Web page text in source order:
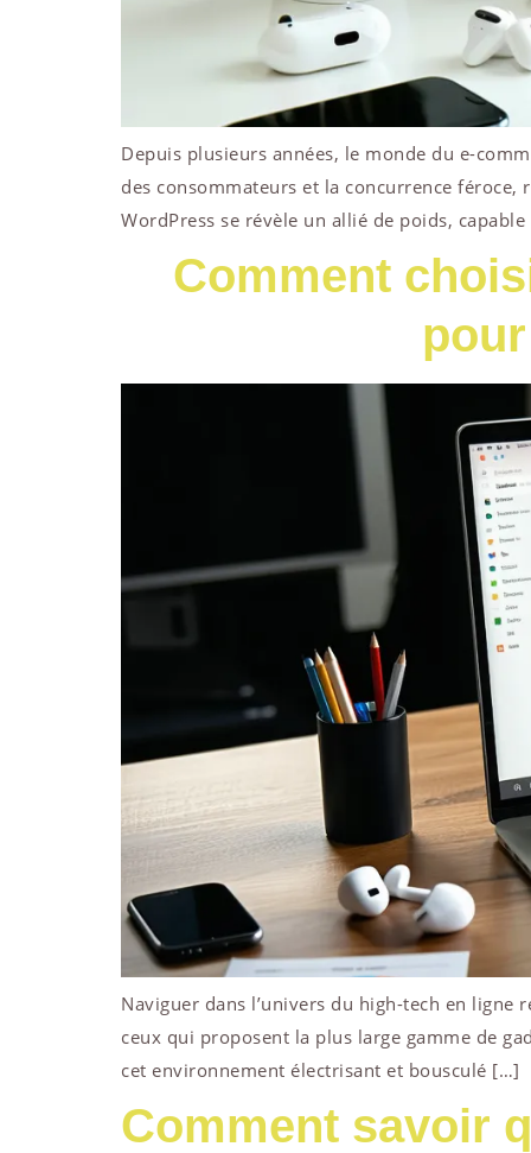
Depuis plusieurs années, le monde du e-
des consommateurs et la concurrence
WordPress se révèle un allié de poids,
Comment
Naviguer dans l’univers du high-tech en ligne
ceux qui proposent la plus large gamme de
cet environnement électrisant et bousculé […]
Comment savoir